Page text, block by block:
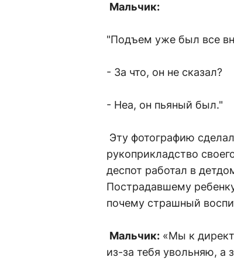
Мальчик:
"Подъем уже был все
- За что, он не сказал?
- Неа, он пьяный был."
Эту фотографию
рукоприкладство
деспот работал в
Пострадавшему
почему страшный
Мальчик: «Мы к
из-за тебя увольняю, а